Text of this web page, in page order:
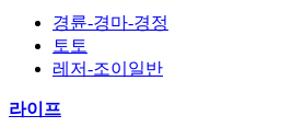
경륜-경마-경정
토토
레저-조이일반
라이프